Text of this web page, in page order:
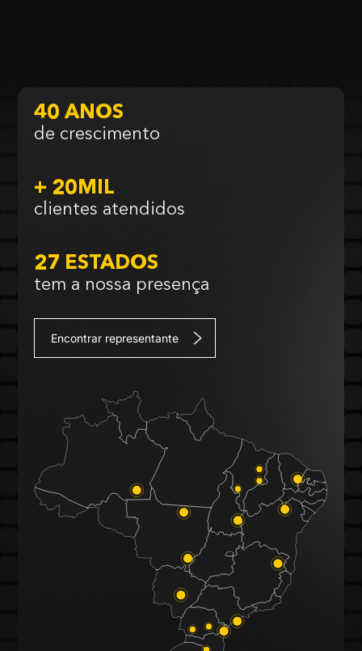
40 ANOS
de crescimento
+ 20MIL
clientes atendidos
27 ESTADOS
tem a nossa presença
Encontrar representante